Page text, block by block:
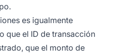
es igualmente
que el ID de transacción
que el monto de